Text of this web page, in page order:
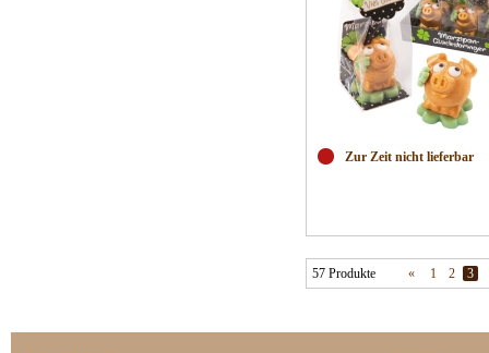
Zur Zeit nicht lieferbar
57 Produkte « 1 2 3